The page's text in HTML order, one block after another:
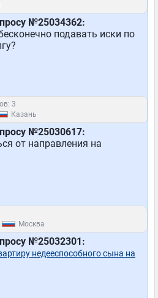
№25034362:
подавать иски по
3
Казань
№25030617:
от направления на
Москва
№25032301:
недееспособного сына на